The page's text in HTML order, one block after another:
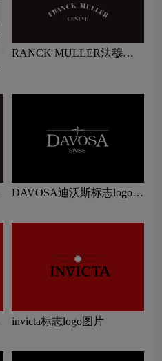
RANCK MULLER法穆兰
DAVOSA迪沃斯标志logo图
invicta标志logo图片